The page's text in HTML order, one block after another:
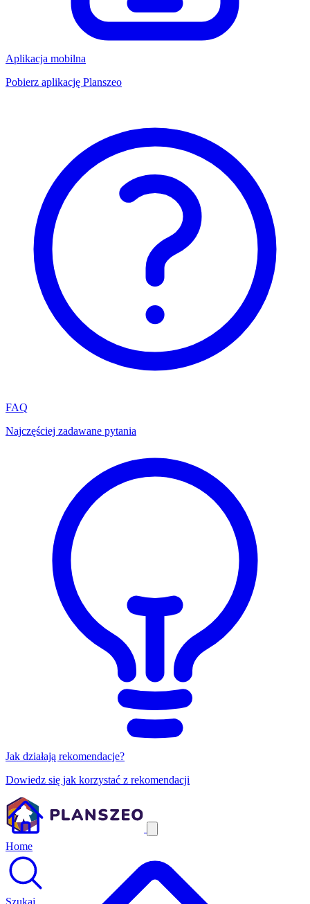
Aplikacja mobilna
Pobierz aplikację Planszeo
FAQ
Najczęściej zadawane pytania
Jak działają rekomendacje?
Dowiedz się jak korzystać z rekomendacji
Home
Szukaj